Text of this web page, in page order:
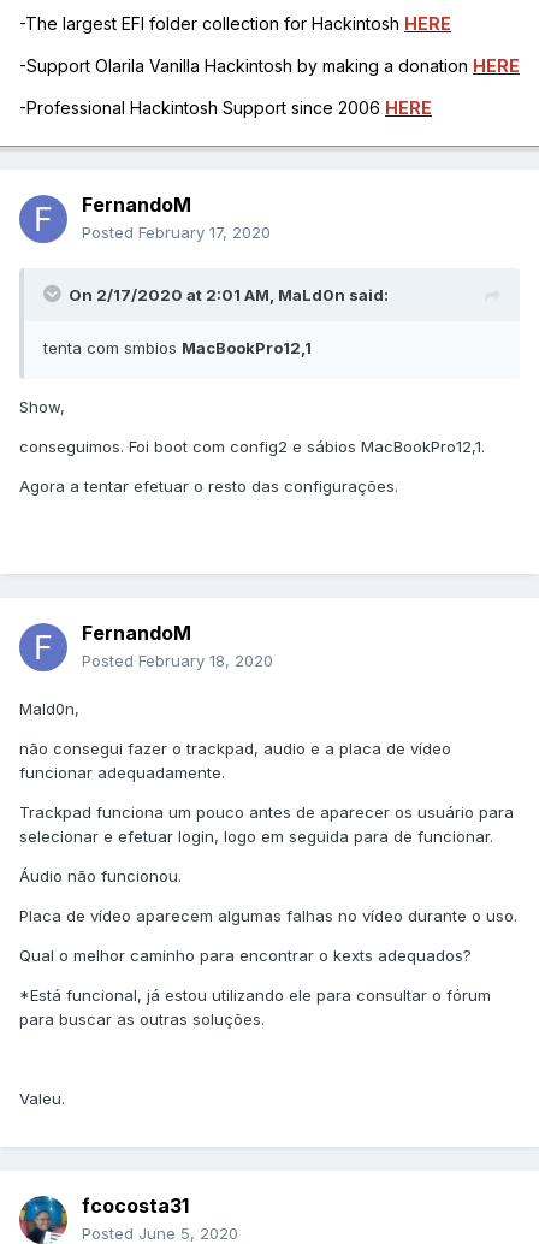
-The largest EFI folder collection for Hackintosh HERE
-Support Olarila Vanilla Hackintosh by making a donation HERE
-Professional Hackintosh Support since 2006 HERE
FernandoM
Posted February 17, 2020
On 2/17/2020 at 2:01 AM, MaLd0n said:
tenta com smbios MacBookPro12,1
Show,
conseguimos. Foi boot com config2 e sábios MacBookPro12,1.
Agora a tentar efetuar o resto das configurações.
FernandoM
Posted February 18, 2020
Mald0n,
não consegui fazer o trackpad, audio e a placa de vídeo
funcionar adequadamente.
Trackpad funciona um pouco antes de aparecer os usuário para
selecionar e efetuar login, logo em seguida para de funcionar.
Áudio não funcionou.
Placa de vídeo aparecem algumas falhas no vídeo durante o uso.
Qual o melhor caminho para encontrar o kexts adequados?
*Está funcional, já estou utilizando ele para consultar o fórum
para buscar as outras soluções.
Valeu.
fcocosta31
Posted June 5, 2020